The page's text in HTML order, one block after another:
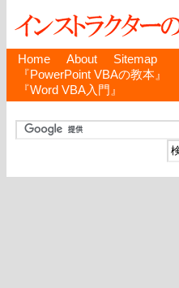
Home About Sitemap
『PowerPoint VBAの教本』
『Word VBA入門』